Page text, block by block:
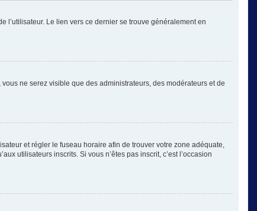
l’utilisateur. Le lien vers ce dernier se trouve généralement en
ne serez visible que des administrateurs, des modérateurs et de
et régler le fuseau horaire afin de trouver votre zone adéquate,
utilisateurs inscrits. Si vous n’êtes pas inscrit, c’est l’occasion